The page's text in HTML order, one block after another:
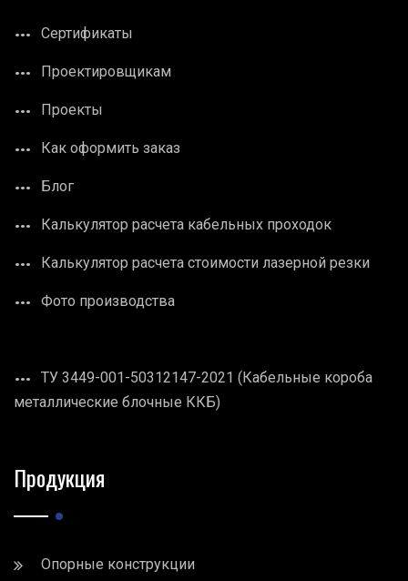
Сертификаты
Проектировщикам
Проекты
Как оформить заказ
Блог
Калькулятор расчета кабельных проходок
Калькулятор расчета стоимости лазерной резки
Фото производства
ТУ 3449-001-50312147-2021 (Кабельные короба
металлические блочные ККБ)
Продукция
Опорные конструкции